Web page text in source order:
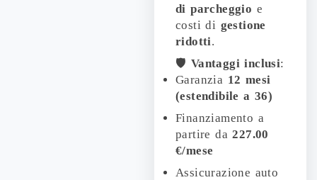
di parcheggio e
costi di gestione
ridotti.
🛡️ Vantaggi inclusi:
Garanzia 12 mesi
(estendibile a 36)
Finanziamento a
partire da227.00
€/mese
Assicurazione auto